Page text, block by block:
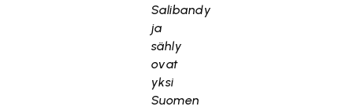
Salibandy
ja
sähly
ovat
yksi
Suomen